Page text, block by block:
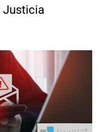
Justicia